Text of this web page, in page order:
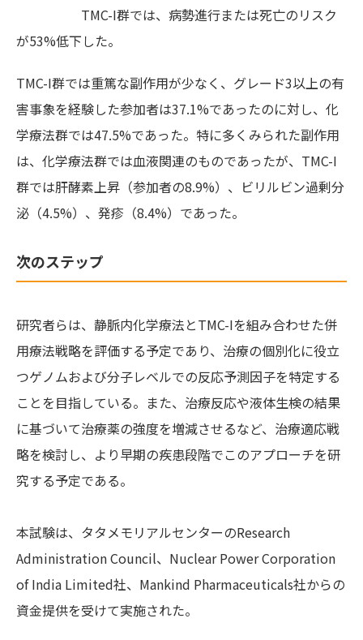
TMC-I群では、病勢進行または死亡のリスク
が53%低下した。
TMC-I群では重篤な副作用が少なく、グレード3以上の有
害事象を経験した参加者は37.1%であったのに対し、化
学療法群では47.5%であった。特に多くみられた副作用
は、化学療法群では血液関連のものであったが、TMC-I
群では肝酵素上昇（参加者の8.9%）、ビリルビン過剰分
泌（4.5%）、発疹（8.4%）であった。
次のステップ
研究者らは、静脈内化学療法とTMC-Iを組み合わせた併
用療法戦略を評価する予定であり、治療の個別化に役立
つゲノムおよび分子レベルでの反応予測因子を特定する
ことを目指している。また、治療反応や液体生検の結果
に基づいて治療薬の強度を増減させるなど、治療適応戦
略を検討し、より早期の疾患段階でこのアプローチを研
究する予定である。
本試験は、タタメモリアルセンターのResearch
Administration Council、Nuclear Power Corporation
of India Limited社、Mankind Pharmaceuticals社からの
資金提供を受けて実施された。